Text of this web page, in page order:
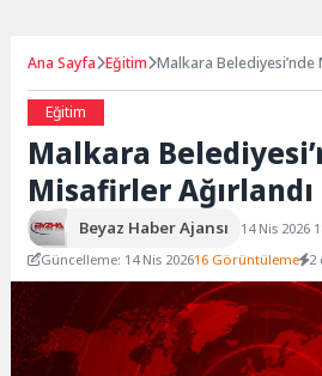
Ana Sayfa Eğitim Malkara Belediyesi’nde
Eğitim
Malkara
Misafirler Ağırlandı
Beyaz Haber Ajansı
14 Nis 2026
Güncelleme: 14 Nis 202616 Görüntüleme 2